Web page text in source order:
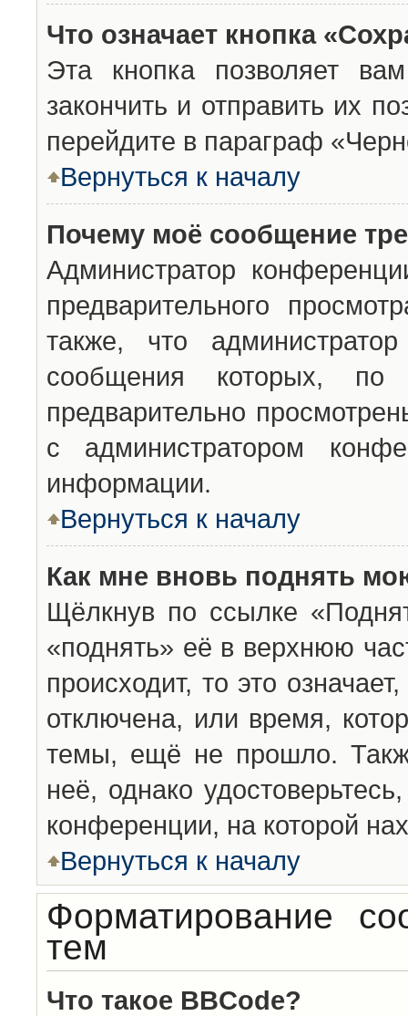
Что означает кнопка
Эта кнопка позволяет
закончить и отправить их
перейдите в параграф
Вернуться к началу
Почему моё сообщение
Администратор
предварительного
также, что
сообщения которых,
предварительно
с администратором
информации.
Вернуться к началу
Как мне вновь поднять
Щёлкнув по ссылке
«поднять» её в верхнюю
происходит, то это
отключена, или время,
темы, ещё не прошло.
неё, однако
конференции, на которой
Вернуться к началу
Форматирование
тем
Что такое BBCode?